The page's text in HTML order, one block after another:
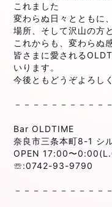
これました
変わらぬ日々とともに
場所、そして沢山の方
これからも、変わらぬ
皆さまに愛される
いります。
今後ともどうぞよろし
－－－－－－－－－－
Bar OLDTIME
奈良市三条本町8-1 シ
OPEN 17:00〜
☏:0742-93-9790⁡
－－－－－－－－－－